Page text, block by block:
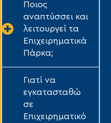
Ποιος
αναπτύσσει και
λειτουργεί τα
Επιχειρηματικά
Πάρκα;
Γιατί να
εγκατασταθώ
σε
Επιχειρηματικό